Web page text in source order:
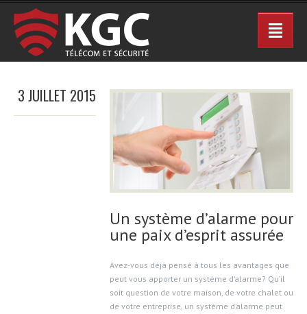
3 JUILLET 2015
Un système d’alarme pour
une paix d’esprit assurée
Avez-vous déjà pensé à tous les avantages que
peut vous apporter un système d’alarme? Qu’il
soit question de votre maison, de votre chalet ou
de votre entreprise, un système d’alarme peut